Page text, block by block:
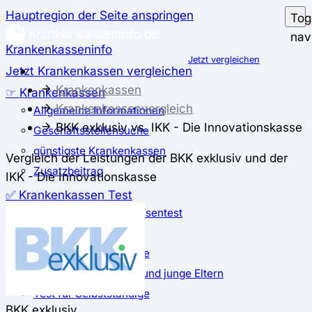
Hauptregion der Seite anspringen
Krankenkasseninfo
Jetzt Krankenkassen vergleichen
☞ Krankenkassen
Allgemeine Informationen
Geschäftsstellensuche
günstigste Krankenkassen
Zusatzbeitrag
✅ Krankenkassen Test
Der große Krankenkassentest
Test für Studierende
Test für Auszubildende
Test für Schwangere und junge Eltern
Test für Selbstständige
Jetzt vergleichen
Krankenkassen
Krankenkassenvergleich
BKK exklusiv vs. IKK - Die Innovationskasse
Vergleich der Leistungen der BKK exklusiv und der
IKK - Die Innovationskasse